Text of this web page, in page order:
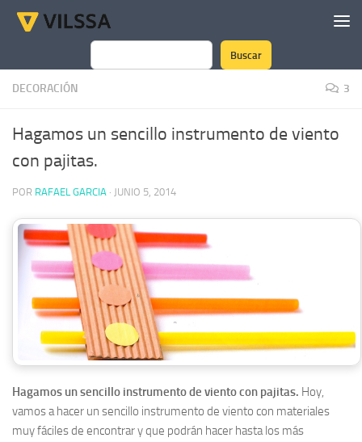
Saltar al contenido
Buscar
Buscar
DECORACIÓN 3
Hagamos un sencillo instrumento de viento
con pajitas.
POR RAFAEL GARCIA · JUNIO 5, 2014
Hagamos un sencillo instrumento de viento con pajitas. Hoy,
vamos a hacer un sencillo instrumento de viento con materiales
muy fáciles de encontrar y que podrán hacer hasta los más